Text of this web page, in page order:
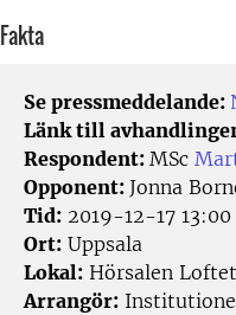
Fakta
Se pressmeddelande:
Länk till
Respondent: MSc
Opponent: Jonna
Tid: 2019-12-17 13:00
Ort: Uppsala
Lokal: Hörsalen
Arrangör: